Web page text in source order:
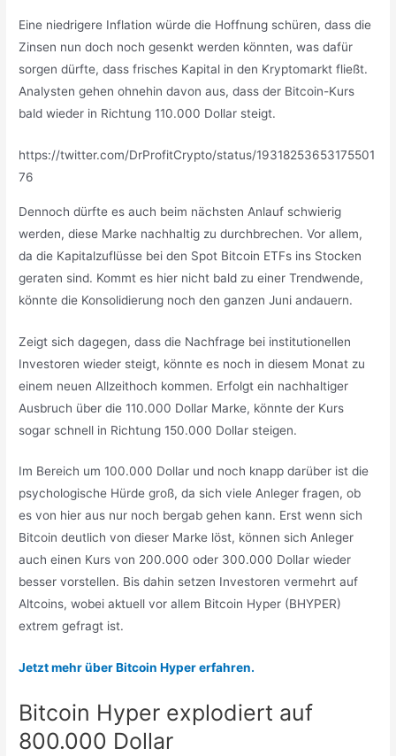
Eine niedrigere Inflation würde die Hoffnung schüren, dass die
Zinsen nun doch noch gesenkt werden könnten, was dafür
sorgen dürfte, dass frisches Kapital in den Kryptomarkt fließt.
Analysten gehen ohnehin davon aus, dass der Bitcoin-Kurs
bald wieder in Richtung 110.000 Dollar steigt.
https://twitter.com/DrProfitCrypto/status/19318253653175501
76
Dennoch dürfte es auch beim nächsten Anlauf schwierig
werden, diese Marke nachhaltig zu durchbrechen. Vor allem,
da die Kapitalzuflüsse bei den Spot Bitcoin ETFs ins Stocken
geraten sind. Kommt es hier nicht bald zu einer Trendwende,
könnte die Konsolidierung noch den ganzen Juni andauern.
Zeigt sich dagegen, dass die Nachfrage bei institutionellen
Investoren wieder steigt, könnte es noch in diesem Monat zu
einem neuen Allzeithoch kommen. Erfolgt ein nachhaltiger
Ausbruch über die 110.000 Dollar Marke, könnte der Kurs
sogar schnell in Richtung 150.000 Dollar steigen.
Im Bereich um 100.000 Dollar und noch knapp darüber ist die
psychologische Hürde groß, da sich viele Anleger fragen, ob
es von hier aus nur noch bergab gehen kann. Erst wenn sich
Bitcoin deutlich von dieser Marke löst, können sich Anleger
auch einen Kurs von 200.000 oder 300.000 Dollar wieder
besser vorstellen. Bis dahin setzen Investoren vermehrt auf
Altcoins, wobei aktuell vor allem Bitcoin Hyper (BHYPER)
extrem gefragt ist.
Jetzt mehr über Bitcoin Hyper erfahren.
Bitcoin Hyper explodiert auf
800.000 Dollar